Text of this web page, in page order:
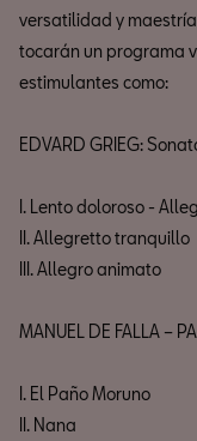
versatilidad y
tocarán un programa
estimulantes como:
EDVARD GRIEG:
I. Lento doloroso -
II. Allegretto tranquillo
III. Allegro animato
MANUEL DE FALLA –
I. El Paño Moruno
II. Nana